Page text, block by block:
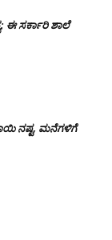
ಈ ಸರ್ಕಾರಿ ಶಾಲೆ
ನಷ್ಟ, ಮನೆಗಳಿಗೆ